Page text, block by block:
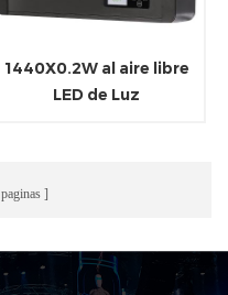
1440X0.2W al aire libre
LED de Luz
paginas